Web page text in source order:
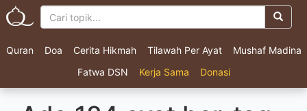
Quran Doa Cerita Hikmah Tilawah Per Ayat
Mushaf Madina
Fatwa DSN
Kerja Sama Donasi